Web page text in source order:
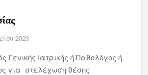
2023
Γενικής Ιατρικής ή Παθολόγος ή
για στελέχωση θέσης